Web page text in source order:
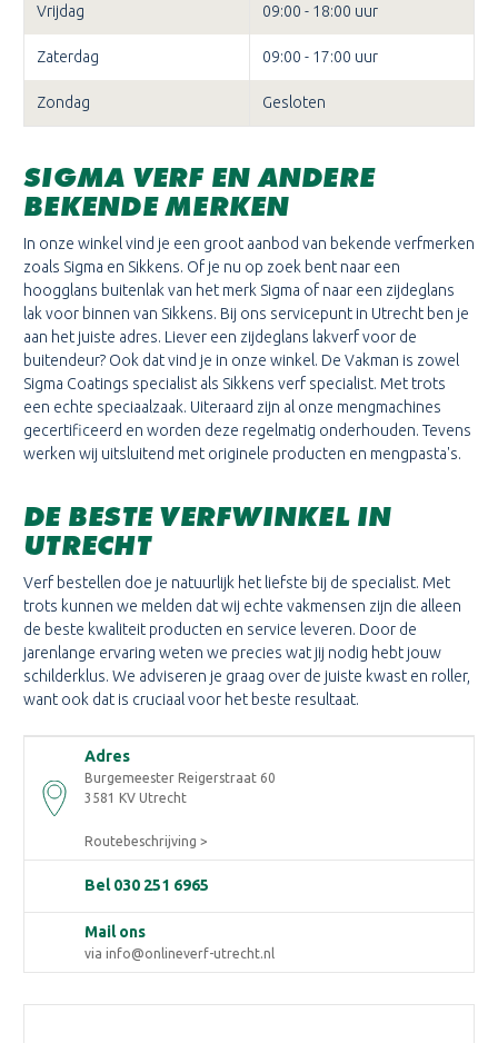
Vrijdag 09:00 - 18:00 uur
Zaterdag 09:00 - 17:00 uur
Zondag Gesloten
SIGMA VERF EN ANDERE
BEKENDE MERKEN
In onze winkel vind je een groot aanbod van bekende verfmerken
zoals Sigma en Sikkens. Of je nu op zoek bent naar een
hoogglans buitenlak van het merk Sigma of naar een zijdeglans
lak voor binnen van Sikkens. Bij ons servicepunt in Utrecht ben je
aan het juiste adres. Liever een zijdeglans lakverf voor de
buitendeur? Ook dat vind je in onze winkel. De Vakman is zowel
Sigma Coatings specialist als Sikkens verf specialist. Met trots
een echte speciaalzaak. Uiteraard zijn al onze mengmachines
gecertificeerd en worden deze regelmatig onderhouden. Tevens
werken wij uitsluitend met originele producten en mengpasta's.
DE BESTE VERFWINKEL IN
UTRECHT
Verf bestellen doe je natuurlijk het liefste bij de specialist. Met
trots kunnen we melden dat wij echte vakmensen zijn die alleen
de beste kwaliteit producten en service leveren. Door de
jarenlange ervaring weten we precies wat jij nodig hebt jouw
schilderklus. We adviseren je graag over de juiste kwast en roller,
want ook dat is cruciaal voor het beste resultaat.
Adres
Burgemeester Reigerstraat 60
3581 KV Utrecht
Routebeschrijving >
Bel 030 251 6965
Mail ons
via info@onlineverf-utrecht.nl